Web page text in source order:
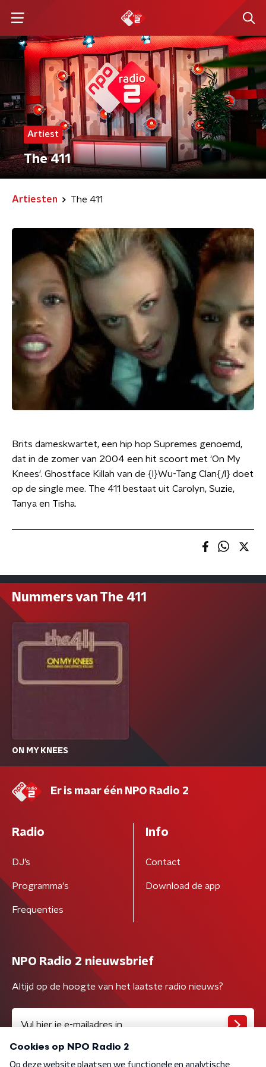
Artiest
The 411
Artiesten The 411
Brits dameskwartet, een hip hop Supremes genoemd,
dat in de zomer van 2004 een hit scoort met 'On My
Knees'. Ghostface Killah van de {l}Wu-Tang Clan{/l} doet
op de single mee. The 411 bestaat uit Carolyn, Suzie,
Tanya en Tisha.
Nummers van The 411
ON MY KNEES
Er is maar één NPO Radio 2
Radio
DJ’s
Programma's
Frequenties
Info
Contact
Download de app
NPO Radio 2 nieuwsbrief
Altijd op de hoogte van het laatste radio nieuws?